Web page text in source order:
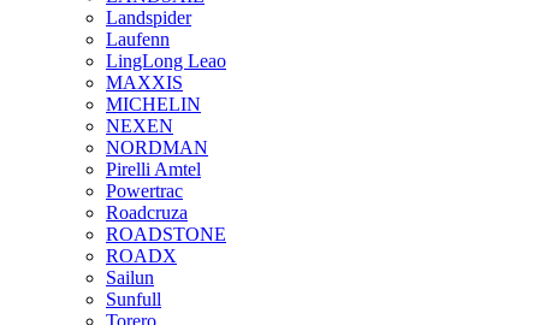
Landspider
Laufenn
LingLong Leao
MAXXIS
MICHELIN
NEXEN
NORDMAN
Pirelli Amtel
Powertrac
Roadcruza
ROADSTONE
ROADX
Sailun
Sunfull
Torero